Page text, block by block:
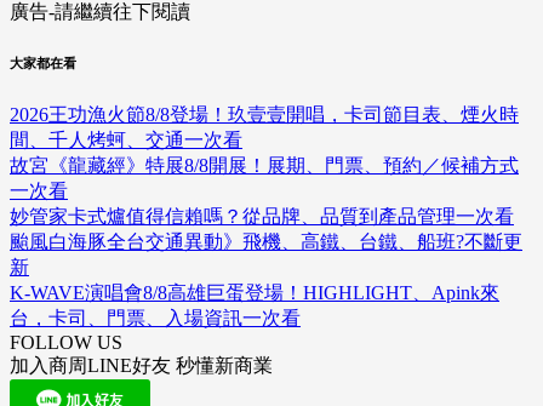
廣告-請繼續往下閱讀
大家都在看
2026王功漁火節8/8登場！玖壹壹開唱，卡司節目表、煙火時
間、千人烤蚵、交通一次看
故宮《龍藏經》特展8/8開展！展期、門票、預約／候補方式
一次看
妙管家卡式爐值得信賴嗎？從品牌、品質到產品管理一次看
颱風白海豚全台交通異動》飛機、高鐵、台鐵、船班?不斷更
新
K-WAVE演唱會8/8高雄巨蛋登場！HIGHLIGHT、Apink來
台，卡司、門票、入場資訊一次看
FOLLOW US
加入商周LINE好友 秒懂新商業